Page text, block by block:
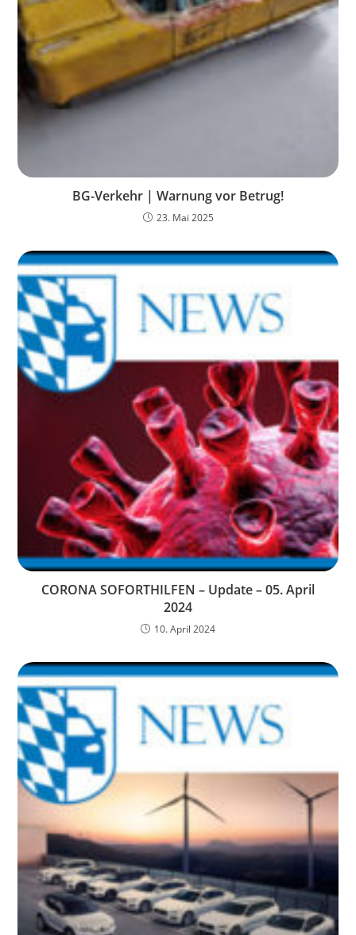
BG-Verkehr | Warnung vor Betrug!
23. Mai 2025
CORONA SOFORTHILFEN – Update – 05. April
2024
10. April 2024